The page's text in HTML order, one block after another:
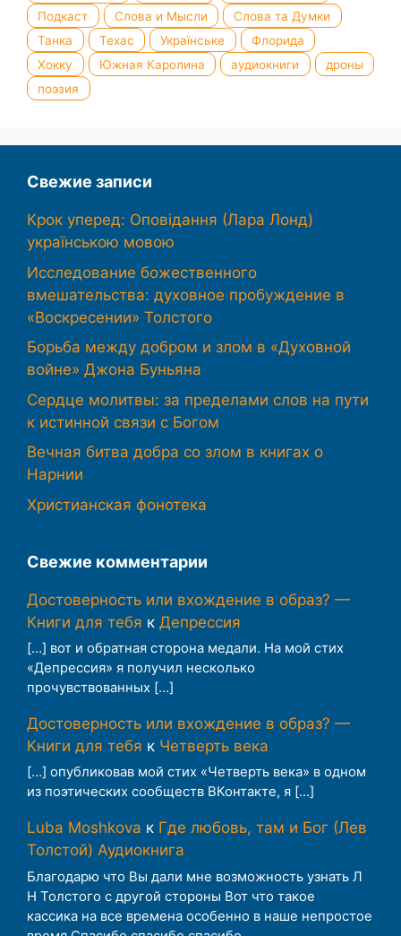
Подкаст
Слова и Мысли
Слова та Думки
Танка
Техас Українське
Флорида
Хокку
Южная Каролина аудиокниги
дроны
поэзия
Свежие записи
Крок уперед: Оповідання (Лара Лонд)
українською мовою
Исследование божественного
вмешательства: духовное пробуждение в
«Воскресении» Толстого
Борьба между добром и злом в «Духовной
войне» Джона Буньяна
Сердце молитвы: за пределами слов на пути
к истинной связи с Богом
Вечная битва добра со злом в книгах о
Нарнии
Христианская фонотека
Свежие комментарии
Достоверность или вхождение в образ? —
Книги для тебя к Депрессия
[…] вот и обратная сторона медали. На мой стих
«Депрессия» я получил несколько
прочувствованных […]
Достоверность или вхождение в образ? —
Книги для тебя к Четверть века
[…] опубликовав мой стих «Четверть века» в одном
из поэтических сообществ ВКонтакте, я […]
Luba Moshkova к Где любовь, там и Бог (Лев
Толстой) Аудиокнига
Благодарю что Вы дали мне возможность узнать Л
Н Толстого с другой стороны Вот что такое
кассика на все времена особенно в наше непростое